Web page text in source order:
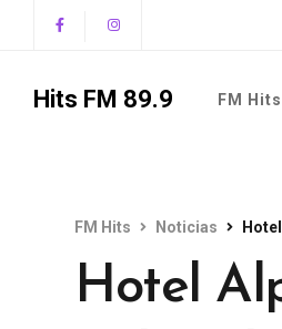
Hits FM 89.9 FM Hits
FM Hits Noticias
Hotel